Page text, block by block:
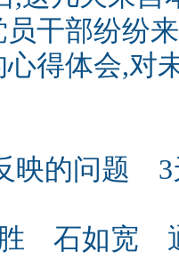
干部纷纷
得体会,对
的问题 3
石如宽